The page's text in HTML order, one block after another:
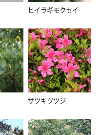
ヒイラギモクセイ
サツキツツジ